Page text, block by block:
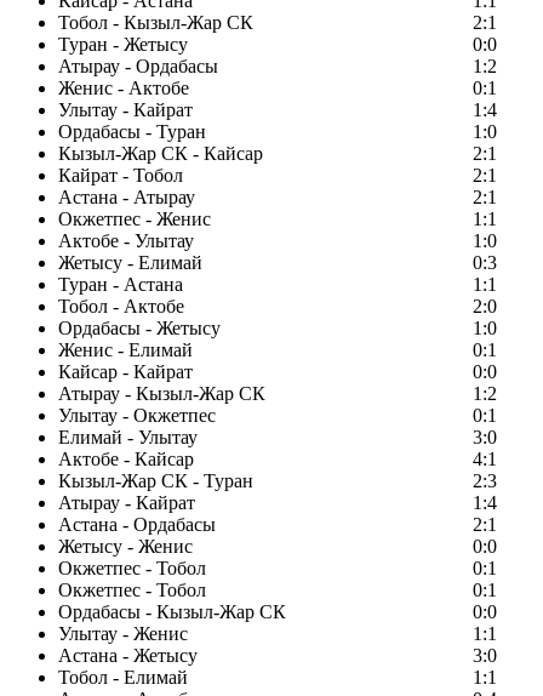
Тобол - Кызыл-Жар СК
2:1
Туран - Жетысу
0:0
Атырау - Ордабасы
1:2
Женис - Актобе
0:1
Улытау - Кайрат
1:4
Ордабасы - Туран
1:0
Кызыл-Жар СК - Кайсар
2:1
Кайрат - Тобол
2:1
Астана - Атырау
2:1
Окжетпес - Женис
1:1
Актобе - Улытау
1:0
Жетысу - Елимай
0:3
Туран - Астана
1:1
Тобол - Актобе
2:0
Ордабасы - Жетысу
1:0
Женис - Елимай
0:1
Кайсар - Кайрат
0:0
Атырау - Кызыл-Жар СК
1:2
Улытау - Окжетпес
0:1
Елимай - Улытау
3:0
Актобе - Кайсар
4:1
Кызыл-Жар СК - Туран
2:3
Атырау - Кайрат
1:4
Астана - Ордабасы
2:1
Жетысу - Женис
0:0
Окжетпес - Тобол
0:1
Окжетпес - Тобол
0:1
Ордабасы - Кызыл-Жар СК
0:0
Улытау - Женис
1:1
Астана - Жетысу
3:0
Тобол - Елимай
1:1